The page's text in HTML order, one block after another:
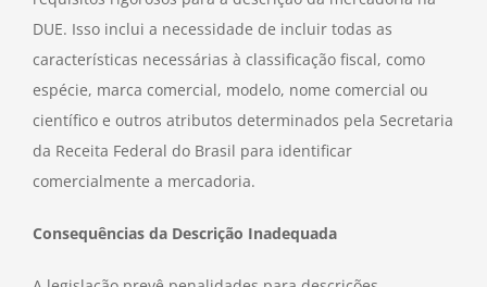
DUE. Isso inclui a necessidade de incluir todas as
características necessárias à classificação fiscal, como
espécie, marca comercial, modelo, nome comercial ou
científico e outros atributos determinados pela Secretaria
da Receita Federal do Brasil para identificar
comercialmente a mercadoria.
Consequências da Descrição Inadequada